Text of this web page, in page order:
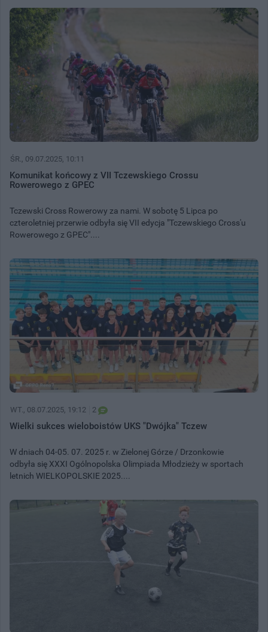
ŚR. , 09.07.2025, 10:11
Komunikat końcowy z VII Tczewskiego Crossu
Rowerowego z GPEC
Tczewski Cross Rowerowy za nami. W sobotę 5 Lipca po
czteroletniej przerwie odbyła się VII edycja "Tczewskiego Cross'u
Rowerowego z GPEC"....
WT. , 08.07.2025, 19:12 2
Wielki sukces wieloboistów UKS "Dwójka" Tczew
W dniach 04-05. 07. 2025 r. w Zielonej Górze / Drzonkowie
odbyła się XXXI Ogólnopolska Olimpiada Młodzieży w sportach
letnich WIELKOPOLSKIE 2025....